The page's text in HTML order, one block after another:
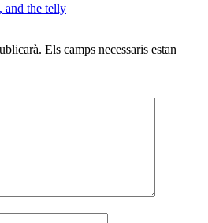
and the telly
Els camps necessaris estan